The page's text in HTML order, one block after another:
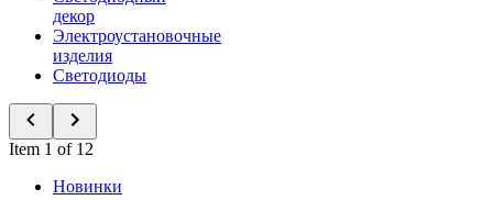
декор
Электроустановочные
изделия
Светодиоды
Item 1 of 12
Новинки